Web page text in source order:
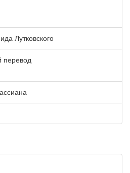
Лутковского
перевод